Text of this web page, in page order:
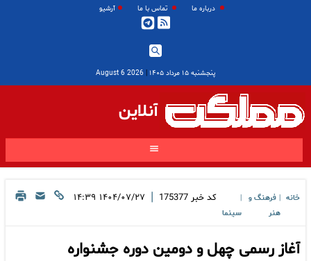
درباره ما تماس با ما آرشیو
پنجشنبه ۱۵ مرداد ۱۴۰۵ |
2026 August 6
آنلاین
خانه
فرهنگ و
هنر
سینما
کد خبر 175377
| ۱۴۰۴/۰۷/۲۷ ۱۴:۳۹
آغاز رسمی چهل و دومین دوره جشنواره